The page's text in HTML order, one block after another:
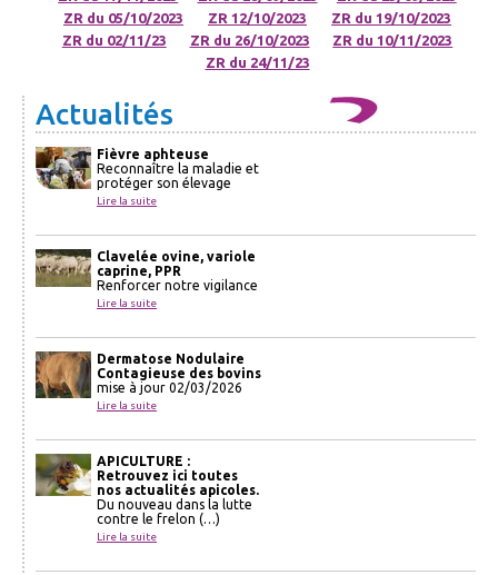
ZR du 05/10/2023
ZR 12/10/2023
ZR du 19/10/2023
ZR du 02/11/23
ZR du 26/10/2023
ZR du 10/11/2023
ZR du 24/11/23
Actualités
Fièvre aphteuse
Reconnaître la maladie et
protéger son élevage
Lire la suite
Clavelée ovine, variole
caprine, PPR
Renforcer notre vigilance
Lire la suite
Dermatose Nodulaire
Contagieuse des bovins
mise à jour 02/03/2026
Lire la suite
APICULTURE :
Retrouvez ici toutes
nos actualités apicoles.
Du nouveau dans la lutte
contre le frelon (…)
Lire la suite